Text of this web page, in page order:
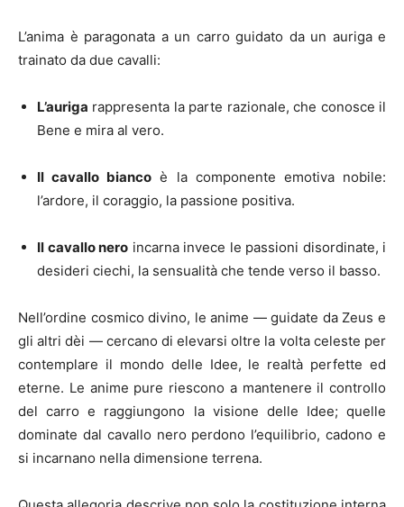
L’anima è paragonata a un carro guidato da un auriga e
trainato da due cavalli:
L’auriga rappresenta la parte razionale, che conosce il
Bene e mira al vero.
Il cavallo bianco è la componente emotiva nobile:
l’ardore, il coraggio, la passione positiva.
Il cavallo nero incarna invece le passioni disordinate, i
desideri ciechi, la sensualità che tende verso il basso.
Nell’ordine cosmico divino, le anime — guidate da Zeus e
gli altri dèi — cercano di elevarsi oltre la volta celeste per
contemplare il mondo delle Idee, le realtà perfette ed
eterne. Le anime pure riescono a mantenere il controllo
del carro e raggiungono la visione delle Idee; quelle
dominate dal cavallo nero perdono l’equilibrio, cadono e
si incarnano nella dimensione terrena.